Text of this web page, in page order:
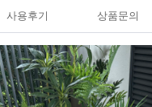
사용후기 상품문의